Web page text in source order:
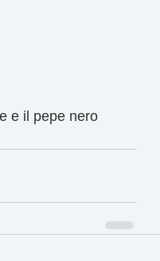
e il pepe nero